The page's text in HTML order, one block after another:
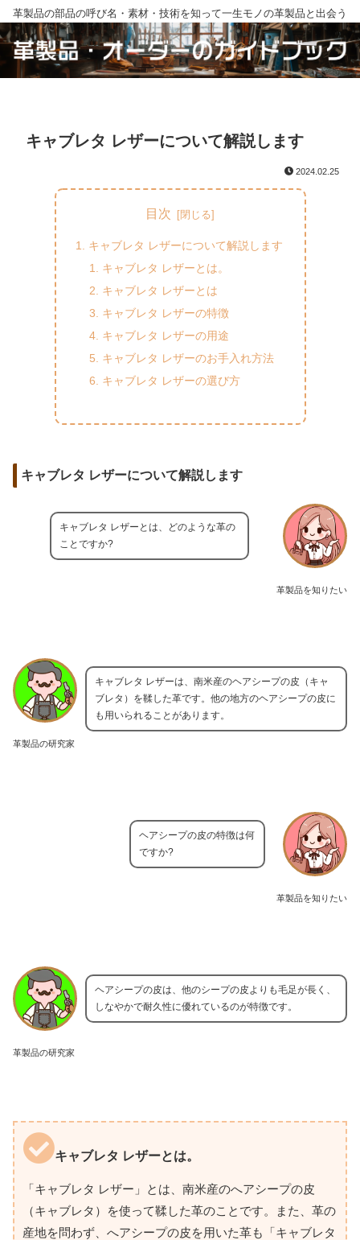
革製品の部品の呼び名・素材・技術を知って一生モノの革製品と出会う
キャブレタ レザーについて解説します
2024.02.25
目次
キャブレタ レザーについて解説します
キャブレタ レザーとは。
キャブレタ レザーとは
キャブレタ レザーの特徴
キャブレタ レザーの用途
キャブレタ レザーのお手入れ方法
キャブレタ レザーの選び方
キャブレタ レザーについて解説します
革製品を知りたい
キャブレタ レザーとは、どのような革の
ことですか?
革製品の研究家
キャブレタ レザーは、南米産のヘアシープの皮（キャ
ブレタ）を鞣した革です。他の地方のヘアシープの皮に
も用いられることがあります。
革製品を知りたい
ヘアシープの皮の特徴は何
ですか?
革製品の研究家
ヘアシープの皮は、他のシープの皮よりも毛足が長く、
しなやかで耐久性に優れているのが特徴です。
キャブレタ レザーとは。
「キャブレタ レザー」とは、南米産のへアシープの皮
（キャブレタ）を使って鞣した革のことです。また、革の
産地を問わず、へアシープの皮を用いた革も「キャブレタ